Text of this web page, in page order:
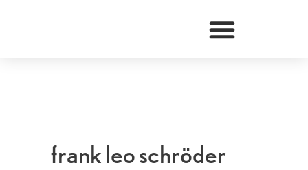
frank leo schröder